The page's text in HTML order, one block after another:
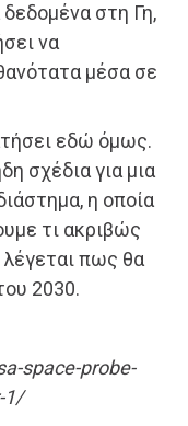
δεδομένα στη Γη,
να
μέσα σε
εδώ όμως.
σχέδια για μια
η οποία
τι ακριβώς
λέγεται πως θα
2030.
space-probe-
1/